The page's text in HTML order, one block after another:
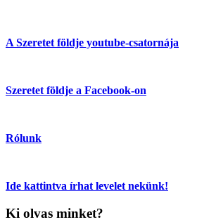
A Szeretet földje youtube-csatornája
Szeretet földje a Facebook-on
Rólunk
Ide kattintva írhat levelet nekünk!
Ki olvas minket?